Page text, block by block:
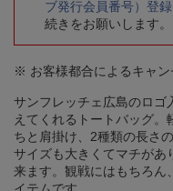
ブ発行会員番号）登録
続きをお願いします。
※ お客様都合によるキャン
サンフレッチェ広島のロゴ
えてくれるトートバッグ
ちと肩掛け、2種類の長さ
サイズも大きくてマチがあ
来ます。観戦にはもちろん